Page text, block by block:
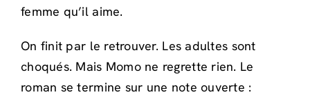
femme qu’il aime.
On finit par le retrouver. Les adultes sont
choqués. Mais Momo ne regrette rien. Le
roman se termine sur une note ouverte :